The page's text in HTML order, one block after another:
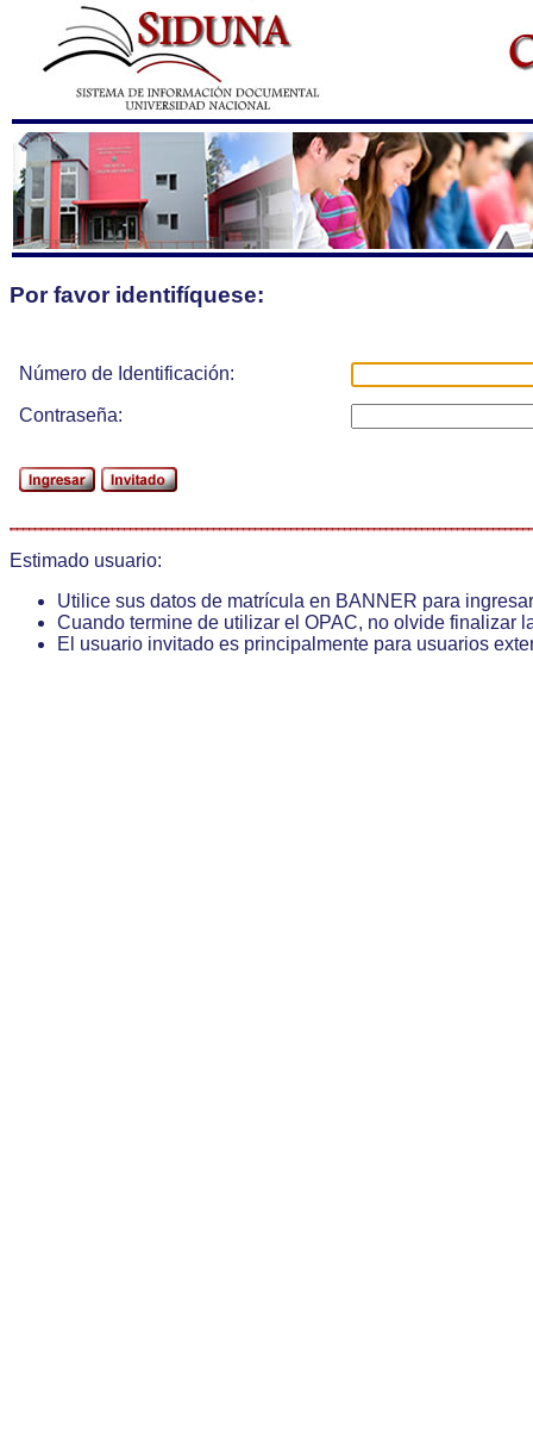
Por favor identifíquese:
Número de Identificación:
Contraseña:
Estimado usuario:
Utilice sus datos de matrícula en BANNER para ingresar
Cuando termine de utilizar el OPAC, no olvide finalizar
El usuario invitado es principalmente para usuarios